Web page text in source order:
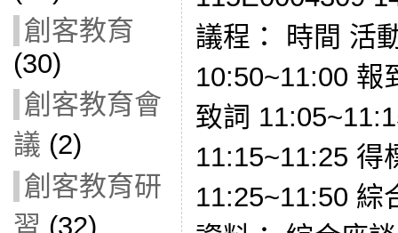
創客教育
(30)
創客教育會
議 (2)
創客教育研
習 (32)
議程： 時間 活
10:50~11:00 報
致詞
11:15~11:25 得
11:25~11:50 綜